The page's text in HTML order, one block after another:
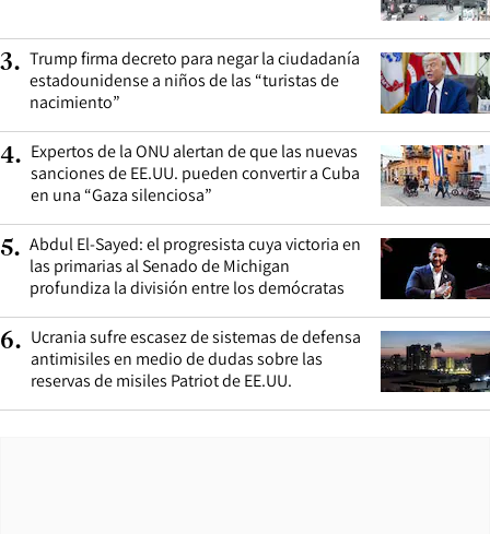
3. Trump firma decreto para negar la ciudadanía
estadounidense a niños de las “turistas de
nacimiento”
4. Expertos de la ONU alertan de que las nuevas
sanciones de EE.UU. pueden convertir a Cuba
en una “Gaza silenciosa”
5. Abdul El-Sayed: el progresista cuya victoria en
las primarias al Senado de Michigan
profundiza la división entre los demócratas
6. Ucrania sufre escasez de sistemas de defensa
antimisiles en medio de dudas sobre las
reservas de misiles Patriot de EE.UU.